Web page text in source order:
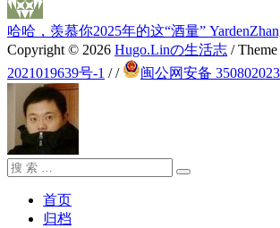
哈哈，羡慕你2025年的这“酒量”
Copyright © 2026 Hugo.Linの生活志 /
2021019639号-1 // 闽公网安备
搜
搜
首页
归档